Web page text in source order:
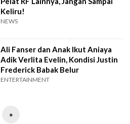
Keliru!
NEWS
Ali Fanser dan Anak Ikut Aniaya
Adik Verlita Evelin, Kondisi Justin
Frederick Babak Belur
ENTERTAINMENT
»